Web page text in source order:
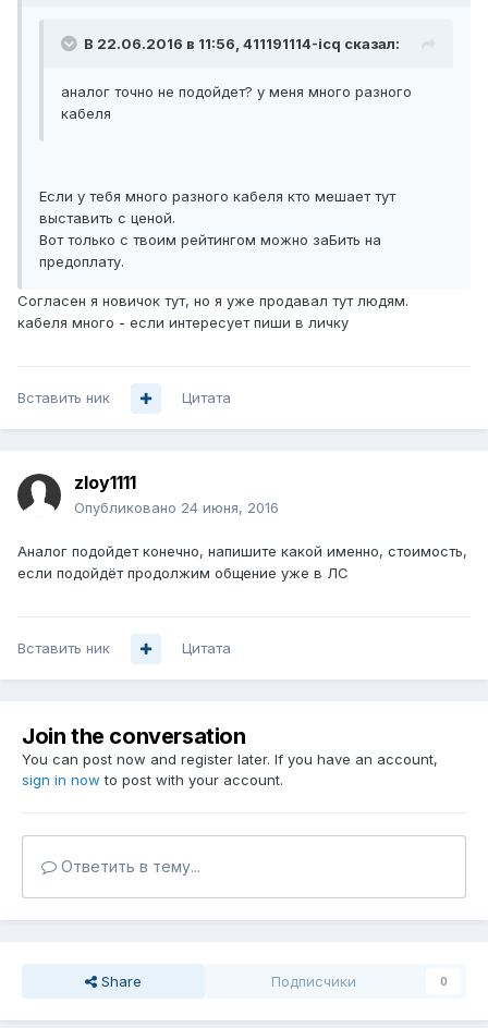
В 22.06.2016 в 11:56, 411191114-icq сказал:
аналог точно не подойдет? у меня много разного
кабеля
Если у тебя много разного кабеля кто мешает тут
выставить с ценой.
Вот только с твоим рейтингом можно заБить на
предоплату.
Согласен я новичок тут, но я уже продавал тут людям.
кабеля много - если интересует пиши в личку
Вставить ник Цитата
zloy1111
Опубликовано 24 июня, 2016
Аналог подойдет конечно, напишите какой именно, стоимость,
если подойдёт продолжим общение уже в ЛС
Вставить ник Цитата
Join the conversation
You can post now and register later. If you have an account,
sign in now to post with your account.
Ответить в тему...
Share Подписчики 0